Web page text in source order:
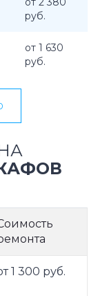
руб.
от 1 630
руб.
1 300 руб.